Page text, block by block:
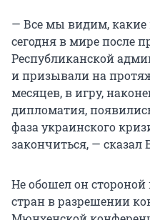
— Все мы видим, какие
сегодня в мире после
Республиканской
и призывали на
месяцев, в игру,
дипломатия,
фаза украинского
закончиться, — сказал
Не обошел он стороной
стран в разрешении